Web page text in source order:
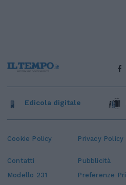
Cookie Policy Privacy Policy
Contatti Pubblicità
Modello 231
Preferenze
Edicola digitale